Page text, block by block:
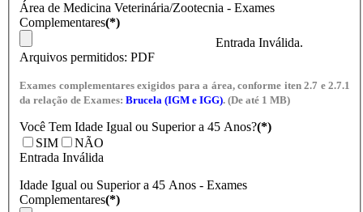
Área de Medicina Veterinária/Zootecnia - Exames
Complementares(*)
Entrada Inválida.
Arquivos permitidos: PDF
Exames complementares exigidos para a área, conforme iten 2.7 e 2.7.1
da relação de Exames: Brucela (IGM e IGG). (De até 1 MB)
Você Tem Idade Igual ou Superior a 45 Anos?(*)
SIM
NÃO
Entrada Inválida
Idade Igual ou Superior a 45 Anos - Exames
Complementares(*)